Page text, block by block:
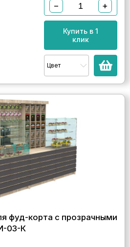
− +
Купить в 1
клик
Цвет
фуд-корта с прозрачными
03-К